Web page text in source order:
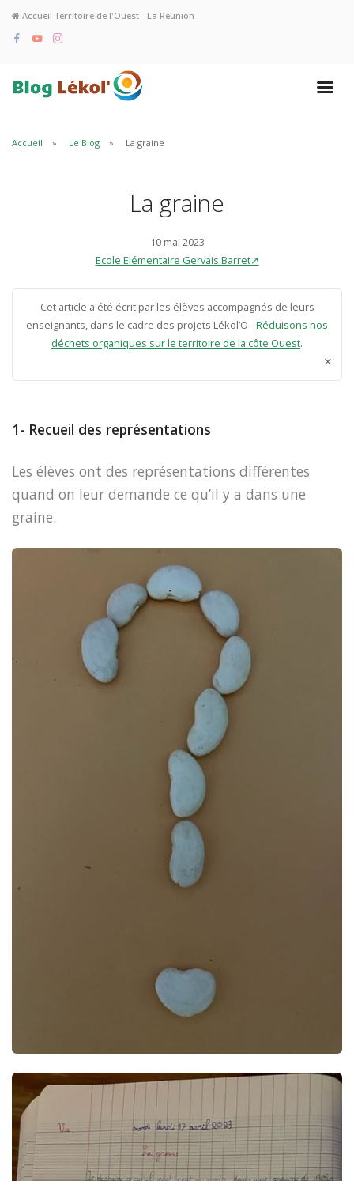
Accueil Territoire de l'Ouest - La Réunion
Accueil Le Blog La graine
La graine
10 mai 2023
Ecole Elémentaire Gervais Barret↗
Cet article a été écrit par les élèves accompagnés de leurs
enseignants, dans le cadre des projets Lékol’O -Réduisons nos
déchets organiques sur le territoire de la côte Ouest.
×
1- Recueil des représentations
Les élèves ont des représentations différentes
quand on leur demande ce qu’il y a dans une
graine.